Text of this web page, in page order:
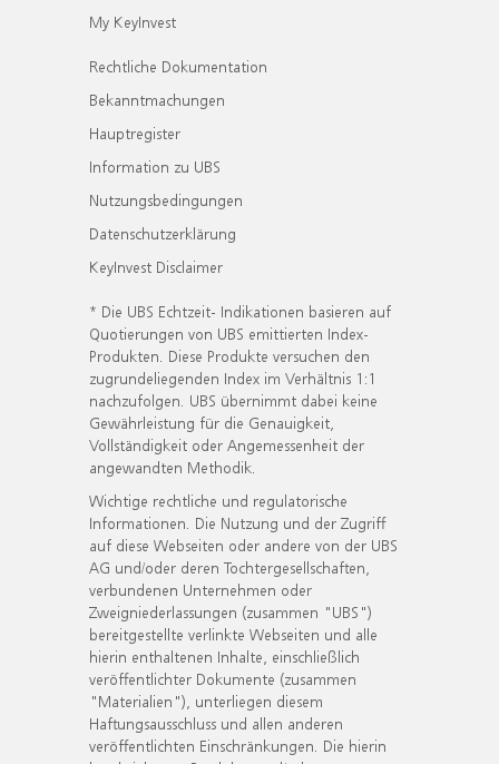
My KeyInvest
Rechtliche Dokumentation
Bekanntmachungen
Hauptregister
Information zu UBS
Nutzungsbedingungen
Datenschutzerklärung
KeyInvest Disclaimer
* Die UBS Echtzeit- Indikationen basieren auf
Quotierungen von UBS emittierten Index-
Produkten. Diese Produkte versuchen den
zugrundeliegenden Index im Verhältnis 1:1
nachzufolgen. UBS übernimmt dabei keine
Gewährleistung für die Genauigkeit,
Vollständigkeit oder Angemessenheit der
angewandten Methodik.
Wichtige rechtliche und regulatorische
Informationen. Die Nutzung und der Zugriff
auf diese Webseiten oder andere von der UBS
AG und/oder deren Tochtergesellschaften,
verbundenen Unternehmen oder
Zweigniederlassungen (zusammen "UBS")
bereitgestellte verlinkte Webseiten und alle
hierin enthaltenen Inhalte, einschließlich
veröffentlichter Dokumente (zusammen
"Materialien"), unterliegen diesem
Haftungsausschluss und allen anderen
veröffentlichten Einschränkungen. Die hierin